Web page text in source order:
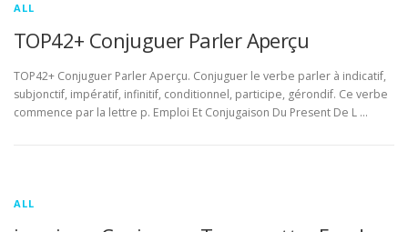
ALL
TOP42+ Conjuguer Parler Aperçu
TOP42+ Conjuguer Parler Aperçu. Conjuguer le verbe parler à indicatif,
subjonctif, impératif, infinitif, conditionnel, participe, gérondif. Ce verbe
commence par la lettre p. Emploi Et Conjugaison Du Present De L …
ALL